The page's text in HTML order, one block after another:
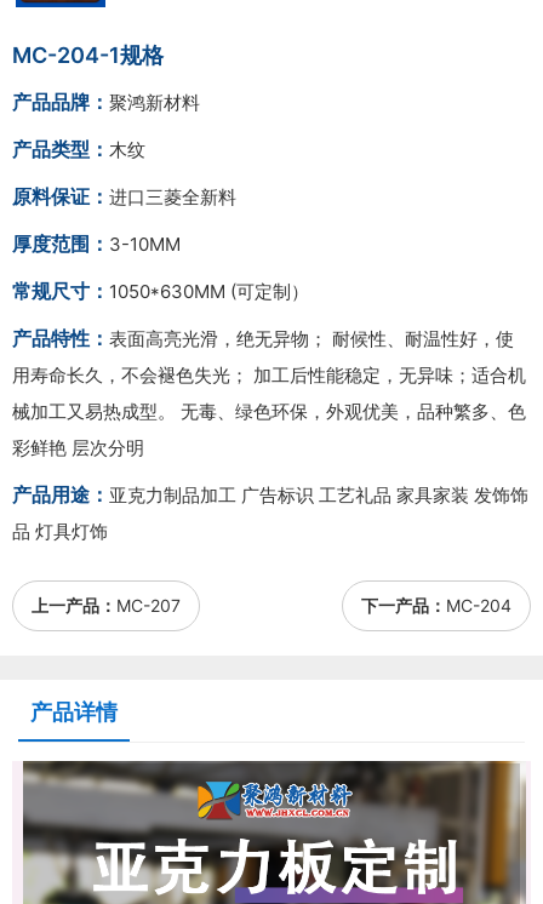
MC-204-1规格
产品品牌： 聚鸿新材料
产品类型： 木纹
原料保证： 进口三菱全新料
厚度范围： 3-10MM
常规尺寸： 1050*630MM (可定制）
产品特性： 表面高亮光滑，绝无异物； 耐候性、耐温性好，使
用寿命长久，不会褪色失光； 加工后性能稳定，无异味；适合机
械加工又易热成型。 无毒、绿色环保，外观优美，品种繁多、色
彩鲜艳 层次分明
产品用途： 亚克力制品加工 广告标识 工艺礼品 家具家装 发饰饰
品 灯具灯饰
上一产品： MC-207 下一产品： MC-204
产品详情